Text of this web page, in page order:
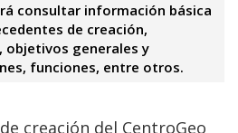
consultar información básica
de creación,
objetivos generales y
funciones, entre otros.
creación del CentroGeo